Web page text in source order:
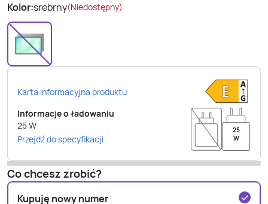
Kolor:srebrny(Niedostępny)
Karta informacyjna produktu
Informacje o ładowaniu
25W
Przejdź do specyfikacji
25
W
Co chcesz zrobić?
Kupuję nowy numer